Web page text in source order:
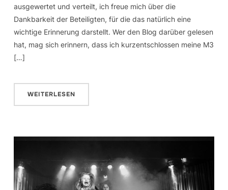
ausgewertet und verteilt, ich freue mich über die
Dankbarkeit der Beteiligten, für die das natürlich eine
wichtige Erinnerung darstellt. Wer den Blog darüber gelesen
hat, mag sich erinnern, dass ich kurzentschlossen meine M3
[…]
WEITERLESEN